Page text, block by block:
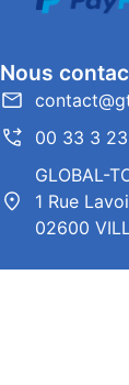
Nous
00 33 3
GLOBAL-
1 Rue
02600